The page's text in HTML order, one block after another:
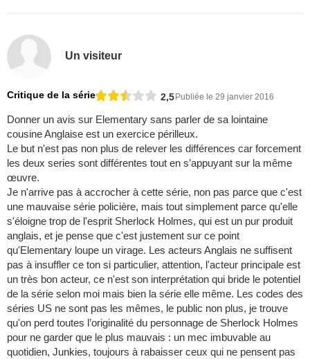
Un visiteur
Critique de la série 2,5 Publiée le 29 janvier 2016
Donner un avis sur Elementary sans parler de sa lointaine
cousine Anglaise est un exercice périlleux.
Le but n'est pas non plus de relever les différences car forcement
les deux series sont différentes tout en s’appuyant sur la même
œuvre.
Je n'arrive pas à accrocher à cette série, non pas parce que c'est
une mauvaise série policière, mais tout simplement parce qu'elle
s'éloigne trop de l'esprit Sherlock Holmes, qui est un pur produit
anglais, et je pense que c'est justement sur ce point
qu'Elementary loupe un virage. Les acteurs Anglais ne suffisent
pas à insuffler ce ton si particulier, attention, l'acteur principale est
un très bon acteur, ce n'est son interprétation qui bride le potentiel
de la série selon moi mais bien la série elle même. Les codes des
séries US ne sont pas les mêmes, le public non plus, je trouve
qu'on perd toutes l’originalité du personnage de Sherlock Holmes
pour ne garder que le plus mauvais : un mec imbuvable au
quotidien, Junkies, toujours à rabaisser ceux qui ne pensent pas